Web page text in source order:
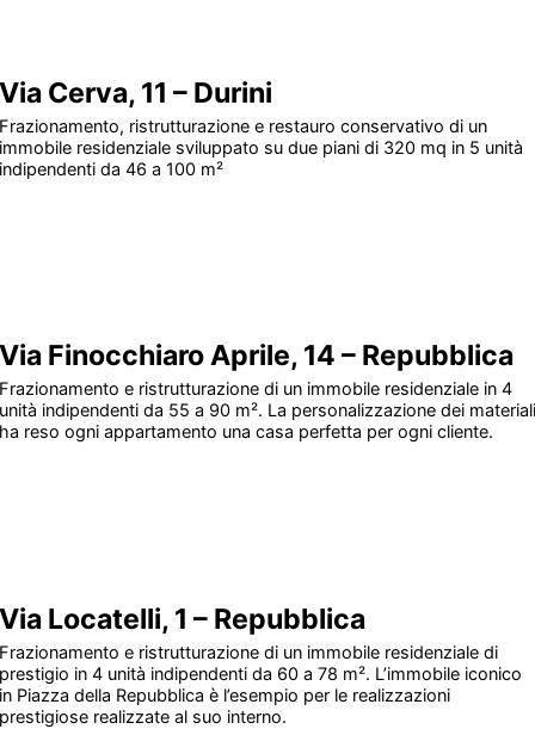
Cerva, 11 – Durini
ristrutturazione e restauro conservativo di un
residenziale sviluppato su due piani di 320 mq in 5 unità
da 46 a 100 m²
Finocchiaro Aprile, 14 – Repubblica
e ristrutturazione di un immobile residenziale in 4
indipendenti da 55 a 90 m². La personalizzazione dei materiali
reso ogni appartamento una casa perfetta per ogni cliente.
Locatelli, 1 – Repubblica
e ristrutturazione di un immobile residenziale di
in 4 unità indipendenti da 60 a 78 m². L’immobile iconico
Piazza della Repubblica è l’esempio per le realizzazioni
realizzate al suo interno.